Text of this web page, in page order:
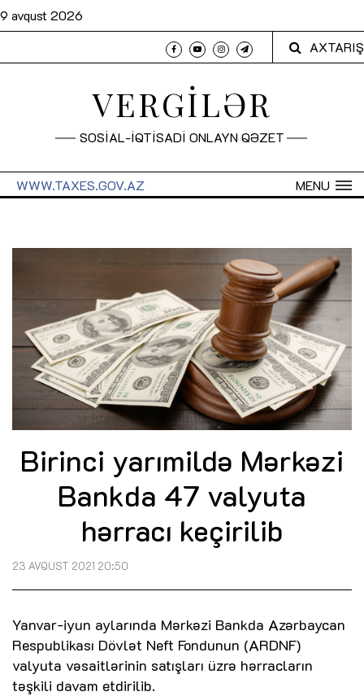
9 avqust 2026
AXTARIŞ
VERGİLƏR
SOSİAL-İQTİSADİ ONLAYN QƏZET
MENU
WWW.TAXES.GOV.AZ
Birinci yarımildə Mərkəzi
Bankda 47 valyuta
hərracı keçirilib
23 AVQUST 2021 20:50
Yanvar-iyun aylarında Mərkəzi Bankda Azərbaycan
Respublikası Dövlət Neft Fondunun (ARDNF)
valyuta vəsaitlərinin satışları üzrə hərracların
təşkili davam etdirilib.